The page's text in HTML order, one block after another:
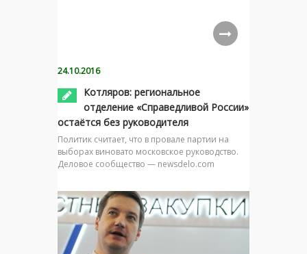
24.10.2016
Котляров: региональное
отделение «Справедливой России»
остаётся без руководителя
Политик считает, что в провале партии на
выборах виновато московское руководство.
Деловое сообщество — newsdelo.com